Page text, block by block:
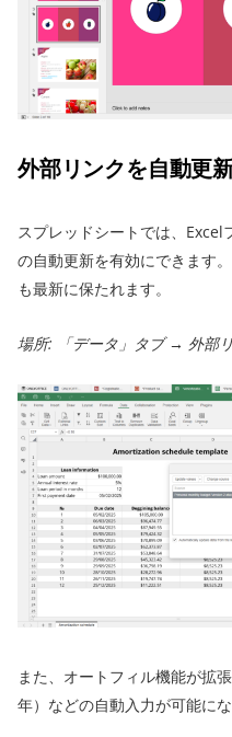
外部リンクを自動更
スプレッドシートでは、Excel
の自動更新を有効にできます
も最新に保たれます。
場所: 「データ」タブ → 外部
また、オートフィル機能が拡
年）などの自動入力が可能にな